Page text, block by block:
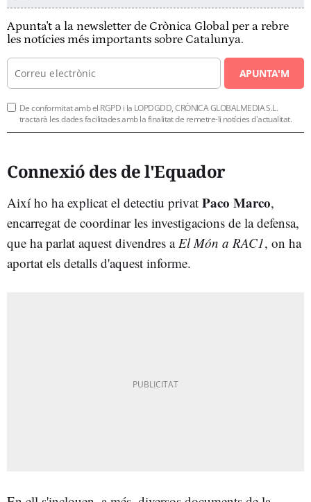
Apunta't a la newsletter de Crònica Global per a rebre
les notícies més importants sobre Catalunya.
APUNTA'M
De conformitat amb el RGPD i la LOPDGDD, CRÒNICA GLOBALMEDIA S.L.
tractarà les dades facilitades amb la finalitat de remetre-li notícies d'actualitat.
Connexió des de l'Equador
Així ho ha explicat el detectiu privat Paco Marco,
encarregat de coordinar les investigacions de la defensa,
que ha parlat aquest divendres a El Món a RAC1, on ha
aportat els detalls d'aquest informe.